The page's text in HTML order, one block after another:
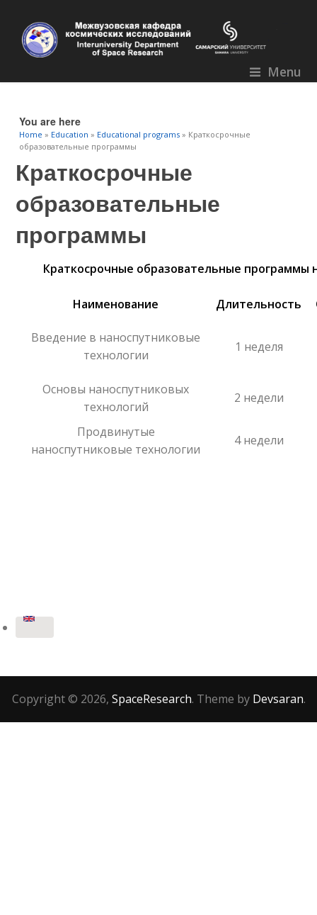
Menu
You are here
Home » Education » Educational programs » Краткосрочные
образовательные программы
Краткосрочные
образовательные
программы
Краткосрочные образовательные программы
Наименование Длительность
Введение в наноспутниковые
технологии
1 неделя
Основы наноспутниковых
технологий
2 недели
Продвинутые
наноспутниковые технологии
4 недели
Copyright © 2026, SpaceResearch. Theme by Devsaran.